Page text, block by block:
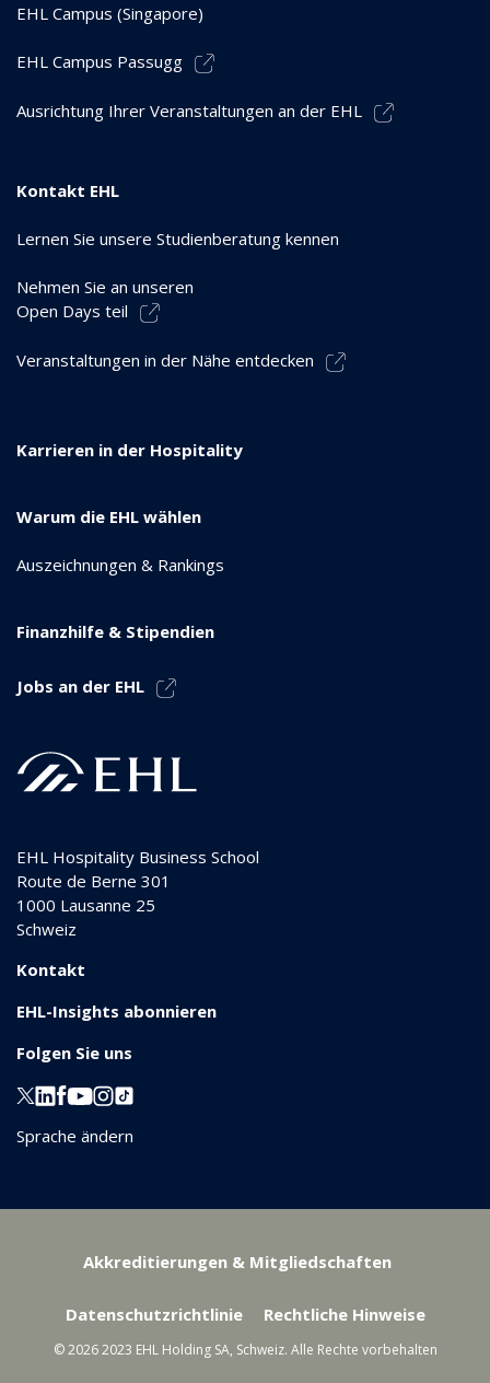
EHL Campus (Singapore)
EHL Campus Passugg
Ausrichtung Ihrer Veranstaltungen an der EHL
Kontakt EHL
Lernen Sie unsere Studienberatung kennen
Nehmen Sie an unseren
Open Days teil
Veranstaltungen in der Nähe entdecken
Karrieren in der Hospitality
Warum die EHL wählen
Auszeichnungen & Rankings
Finanzhilfe & Stipendien
Jobs an der EHL
EHL Hospitality Business School
Route de Berne 301
1000 Lausanne 25
Schweiz
Kontakt
EHL-Insights abonnieren
Folgen Sie uns
Sprache ändern
Akkreditierungen & Mitgliedschaften
Datenschutzrichtlinie Rechtliche Hinweise
© 2026 2023 EHL Holding SA, Schweiz. Alle Rechte vorbehalten